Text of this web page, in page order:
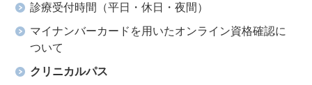
診療受付時間（平日・休日・夜間）
マイナンバーカードを用いたオンライン資格確認に
ついて
クリニカルパス